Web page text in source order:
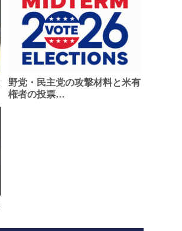
野党・民主党の攻撃材料と米有
権者の投票…